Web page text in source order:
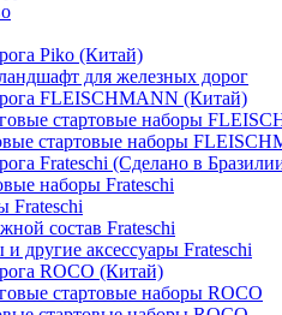
Piko (Китай)
для железных дорог
FLEISCHMANN (Китай)
стартовые наборы
стартовые наборы
Frateschi (Сделано в
наборы Frateschi
Frateschi
состав Frateschi
и другие аксессуары Frateschi
ROCO (Китай)
стартовые наборы ROCO